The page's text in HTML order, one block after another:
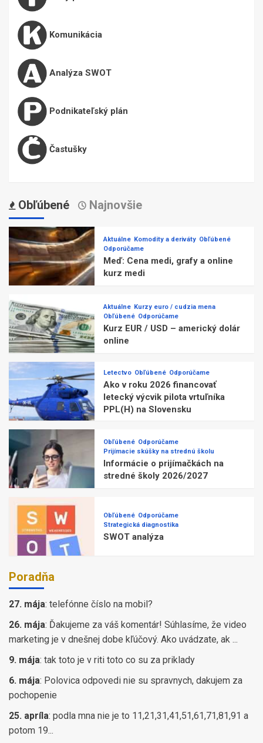
Komunikácia
Analýza SWOT
Podnikateľský plán
Častušky
Obľúbené Najnovšie
Aktuálne Komodity a deriváty Obľúbené
Odporúčame
Meď: Cena medi, grafy a online
kurz medi
Aktuálne Kurzy euro / cudzia mena
Obľúbené Odporúčame
Kurz EUR / USD – americký dolár
online
Letectvo Obľúbené Odporúčame
Ako v roku 2026 financovať
letecký výcvik pilota vrtuľníka
PPL(H) na Slovensku
Obľúbené Odporúčame
Prijímacie skúšky na strednú školu
Informácie o prijímačkách na
stredné školy 2026/2027
Obľúbené Odporúčame
Strategická diagnostika
SWOT analýza
Poradňa
27. mája: telefónne číslo na mobil?
26. mája: Ďakujeme za váš komentár! Súhlasíme, že video
marketing je v dnešnej dobe kľúčový. Ako uvádzate, ak ...
9. mája: tak toto je v riti toto co su za priklady
6. mája: Polovica odpovedi nie su spravnych, dakujem za
pochopenie
25. apríla: podla mna nie je to 11,21,31,41,51,61,71,81,91 a
potom 19...